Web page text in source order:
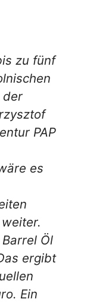
zu fünf
der
PAP
es
Öl
ergibt
Ein